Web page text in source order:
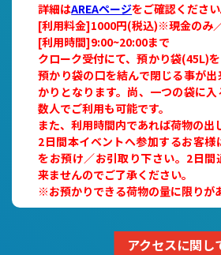
詳細はAREAページをご確認ください
[利用料金]1000円(税込)※現金のみ
[利用時間]9:00~20:00まで
クローク受付にて、預かり袋(45L)を
預かり袋の口を結んで閉じる事が
かりとなります。尚、一つの袋に
数人でご利用も可能です。
また、利用時間内であれば荷物の出
2日間本イベントへ参加するお客
をお預け／お引取り下さい。2日間
来ませんのでご了承ください。
※お預かりできる荷物の量に限りが
アクセスに関し